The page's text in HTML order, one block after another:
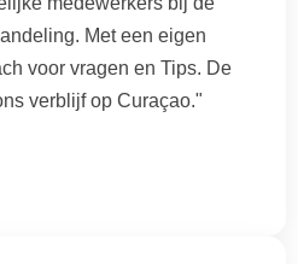
Met een eigen
voor vragen en Tips. De
verblijf op Curaçao."